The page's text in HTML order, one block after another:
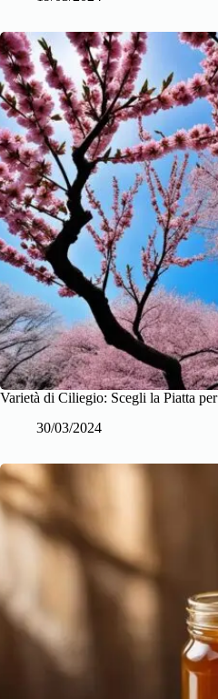
Varietà di Ciliegio: Scegli la Piatta
30/03/2024